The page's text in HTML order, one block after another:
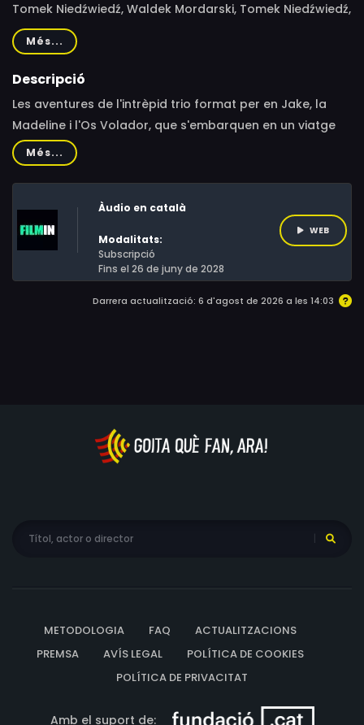
Tomek Niedźwiedź, Waldek Mordarski, Tomek Niedźwiedź,
Waldek Mordarski
Més...
Descripció
Les aventures de l'intrèpid trio format per en Jake, la
Madeline i l'Os Volador, que s'embarquen en un viatge
perillós per salvar les Criatures Llegendàries. Durant la
travessia, recorreran mons meravellosos on
s'enfrontaran a desafiaments inesperats, plens de
màgia i humor. Al llarg d'aquest periple descobriran la
importància de la família i veuran com, fins i tot en els
moments més difícils, sempre és possible reconciliar-se
i tancar velles ferides.
Més...
Àudio en català
Modalitats:
Subscripció
Fins el 26 de juny de 2028
WEB
Darrera actualització: 6 d'agost de 2026 a les 14:03
METODOLOGIA FAQ
ACTUALITZACIONS
PREMSA
AVÍS LEGAL
POLÍTICA DE COOKIES
POLÍTICA DE PRIVACITAT
Amb el suport de: